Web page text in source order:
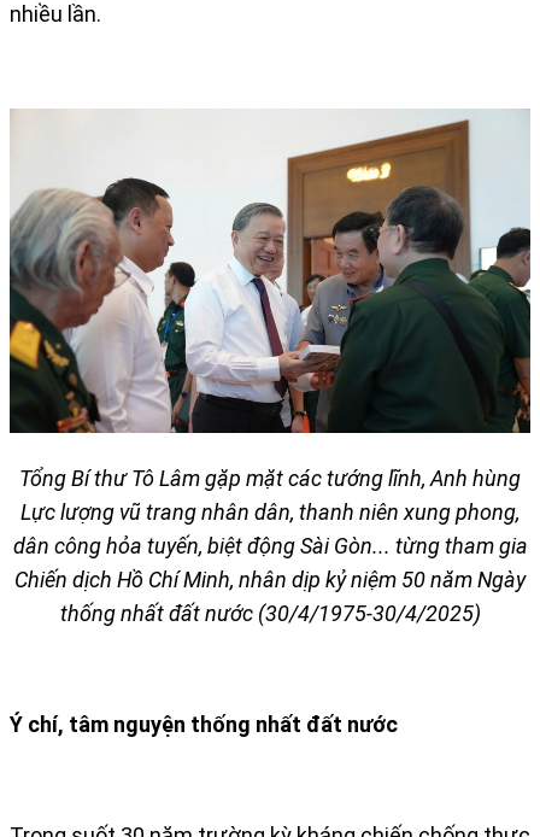
nhiều lần.
Tổng Bí thư Tô Lâm gặp mặt các tướng lĩnh, Anh hùng
Lực lượng vũ trang nhân dân, thanh niên xung phong,
dân công hỏa tuyến, biệt động Sài Gòn... từng tham gia
Chiến dịch Hồ Chí Minh, nhân dịp kỷ niệm 50 năm Ngày
thống nhất đất nước (30/4/1975-30/4/2025)
Ý chí, tâm nguyện thống nhất đất nước